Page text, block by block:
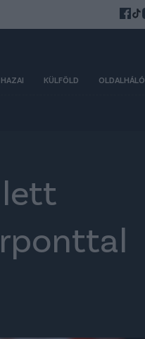
HAZAI KÜLFÖLD OLDALHÁLÓ